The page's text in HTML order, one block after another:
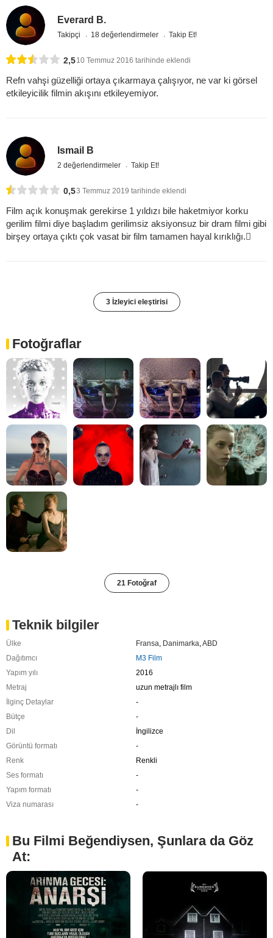
Everard B.
Takipçi 18 değerlendirmeler Takip Et!
2,510 Temmuz 2016 tarihinde eklendi
Refn vahşi güzelliği ortaya çıkarmaya çalışıyor, ne var ki görsel
etkileyicilik filmin akışını etkileyemiyor.
Ismail B
2 değerlendirmeler Takip Et!
0,53 Temmuz 2019 tarihinde eklendi
Film açık konuşmak gerekirse 1 yıldızı bile haketmiyor korku
gerilim filmi diye başladım gerilimsiz aksiyonsuz bir dram filmi gibi
birşey ortaya çıktı çok vasat bir film tamamen hayal kırıklığı.
3 İzleyici eleştirisi
Fotoğraflar
21 Fotoğraf
Teknik bilgiler
Ülke Fransa, Danimarka,ABD
Dağıtımcı
M3 Film
Yapım yılı
2016
Metraj
uzun metrajlı film
İlginç Detaylar
-
Bütçe
-
Dil
İngilizce
Görüntü formatı
-
Renk
Renkli
Ses formatı
-
Yapım formatı
-
Viza numarası
-
Bu Filmi Beğendiysen, Şunlara da Göz
At: